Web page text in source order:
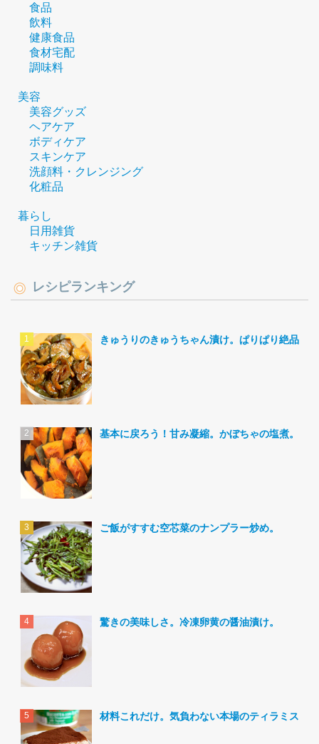
食品
飲料
健康食品
食材宅配
調味料
美容
美容グッズ
ヘアケア
ボディケア
スキンケア
洗顔料・クレンジング
化粧品
暮らし
日用雑貨
キッチン雑貨
レシピランキング
きゅうりのきゅうちゃん漬け。ぱりぱり絶品。
基本に戻ろう！甘み凝縮。かぼちゃの塩煮。
ご飯がすすむ空芯菜のナンプラー炒め。
驚きの美味しさ。冷凍卵黄の醤油漬け。
材料これだけ。気負わない本場のティラミス。